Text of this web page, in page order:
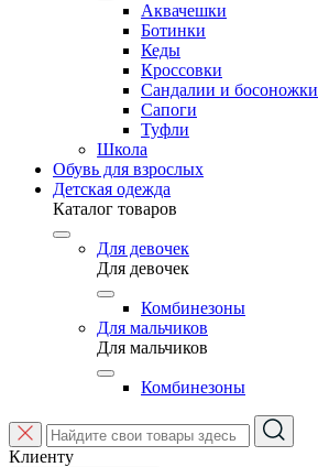
Аквачешки
Ботинки
Кеды
Кроссовки
Сандалии и босоножки
Сапоги
Туфли
Школа
Обувь для взрослых
Детская одежда
Каталог товаров
Для девочек
Для девочек
Комбинезоны
Для мальчиков
Для мальчиков
Комбинезоны
Клиенту